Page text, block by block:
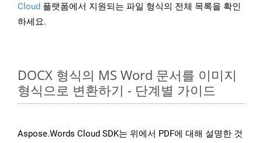
Cloud 플랫폼에서 지원되는 파일 형식의 전체 목록을 확인
하세요.
DOCX 형식의 MS Word 문서를 이미지
형식으로 변환하기 - 단계별 가이드
Aspose.Words Cloud SDK는 위에서 PDF에 대해 설명한 것